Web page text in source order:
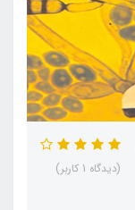
(دیدگاه 1 کاربر)